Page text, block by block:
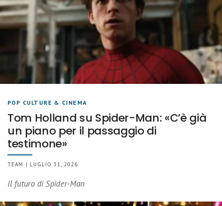
POP CULTURE & CINEMA
Tom Holland su Spider-Man: «C’è già
un piano per il passaggio di
testimone»
TEAM | LUGLIO 31, 2026
Il futuro di Spider-Man